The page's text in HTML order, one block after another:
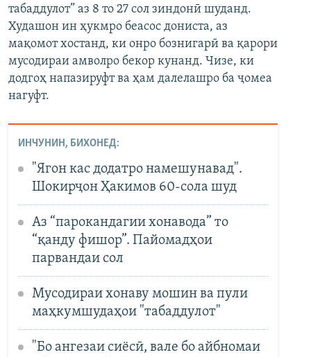
табаддулот” аз 8 то 27 сол зиндонӣ шуданд.
Худашон ин ҳукмро беасос дониста, аз
мақомот хостанд, ки онро бознигарӣ ва қарори
мусодираи амволро бекор кунанд. Чизе, ки
додгоҳ напазируфт ва ҳам далелашро ба ҷомеа
нагуфт.
ИНЧУНИН, БИХОНЕД:
"Ягон кас додатро намешунавад".
Шокирҷон Ҳакимов 60-сола шуд
Аз “парокандагии хонавода” то
“қанду фишор”. Пайомадҳои
парвандаи сол
Мусодираи хонаву мошин ва пули
маҳкумшудаҳои "табаддулот"
"Бо ангезаи сиёсӣ, вале бо айбномаи